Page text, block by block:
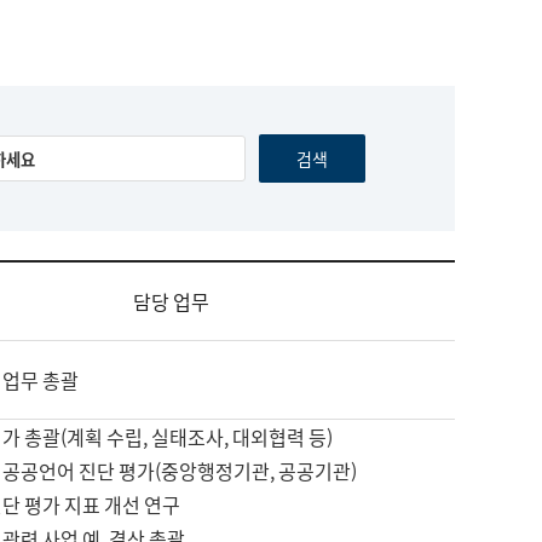
담당 업무
무 총괄
총괄(계획 수립, 실태조사, 대외협력 등)
공언어 진단 평가(중앙행정기관, 공공기관)
평가 지표 개선 연구